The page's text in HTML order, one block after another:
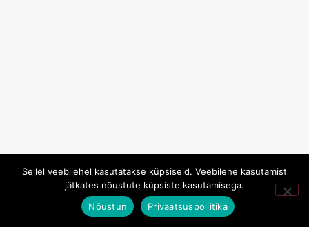
Sellel veebilehel kasutatakse küpsiseid. Veebilehe kasutamist
jätkates nõustute küpsiste kasutamisega.
Nõustun
Privaatsuspoliitika